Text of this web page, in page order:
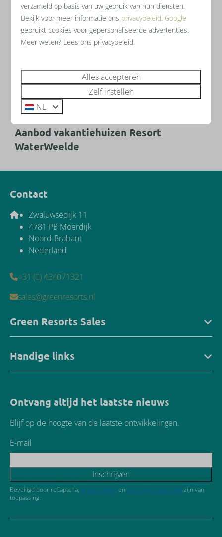
vastgoed met natuur en steden om de hoek.
Gedeelde financiering met onze vaste partner de
Rabobank behoort tot de mogelijkheden. In een
vrijblijvend gesprek met rondleiding leggen we graag
Aanbod vakantiehuizen Resort
WaterWeelde
Contact
Zwaluwsedijk 11
4781 PB Moerdijk
Noord-Brabant
Nederland
+31 (0) 434071321
sales@greenresorts.nl
Green Resorts Sales
Handige links
Ontvang altijd het laatste nieuws
Blijf op de hoogte van de laatste ontwikkelingen.
E-mail
Inschrijven
Beveiligd door reCaptcha, privacybeleid en servicevoorwaarden zijn van
toepassing.
verzameld op basis van uw gebruik van hun diensten.
Bekijk voor meer informatie ons privacybeleid. Google
gebruikt cookies voor gepersonaliseerde advertenties.
Meer weten? Lees ons privacybeleid.
Alles accepteren
Zelf instellen
NL